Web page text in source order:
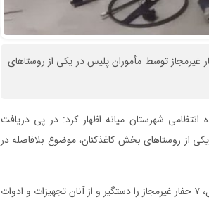
شهرستان میانه از شناسایی و دستگیری ۷ نفر حفار غیرمجاز توسط مأموران پلیس در یکی از روستاهای
شهرستان میانه اظهار کرد: در پی دریافت
از روستاهای بخش کاغذکنان، موضوع بلافاصله در
وی افزود: مأموران پس از اقدامات اطلاعاتی و حضور به‌موقع در محل، ۷ حفار غیرمجاز را دستگیر و از آنان تجهیزات و ادوات